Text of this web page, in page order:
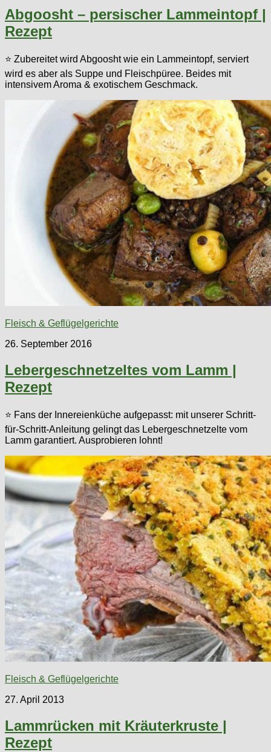
Abgoosht – persischer Lammeintopf |
Rezept
⭐ Zubereitet wird Abgoosht wie ein Lammeintopf, serviert
wird es aber als Suppe und Fleischpüree. Beides mit
intensivem Aroma & exotischem Geschmack.
Fleisch & Geflügelgerichte
26. September 2016
Lebergeschnetzeltes vom Lamm |
Rezept
⭐ Fans der Innereienküche aufgepasst: mit unserer Schritt-
für-Schritt-Anleitung gelingt das Lebergeschnetzelte vom
Lamm garantiert. Ausprobieren lohnt!
Fleisch & Geflügelgerichte
27. April 2013
Lammrücken mit Kräuterkruste |
Rezept